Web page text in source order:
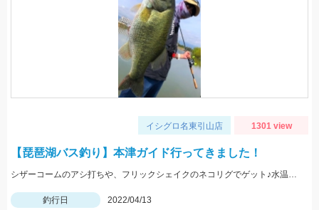
イシグロ名東引山店 1301 view
【琵琶湖バス釣り】本津ガイド行ってきました！
シザーコームのアシ打ちや、フリックシェイクのネコリグでゲット♪水温20度を超えて、かなり暑くなってきたので水分補給は忘れずに！
釣行日
2022/04/13